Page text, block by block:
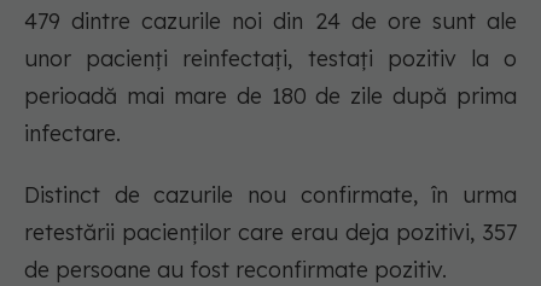
479 dintre cazurile noi din 24 de ore sunt ale
unor pacienți reinfectați, testați pozitiv la o
perioadă mai mare de 180 de zile după prima
infectare.
Distinct de cazurile nou confirmate, în urma
retestării pacienților care erau deja pozitivi, 357
de persoane au fost reconfirmate pozitiv.